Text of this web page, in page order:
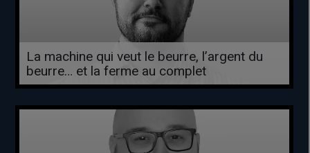
La machine qui veut le beurre, l’argent du
beurre… et la ferme au complet